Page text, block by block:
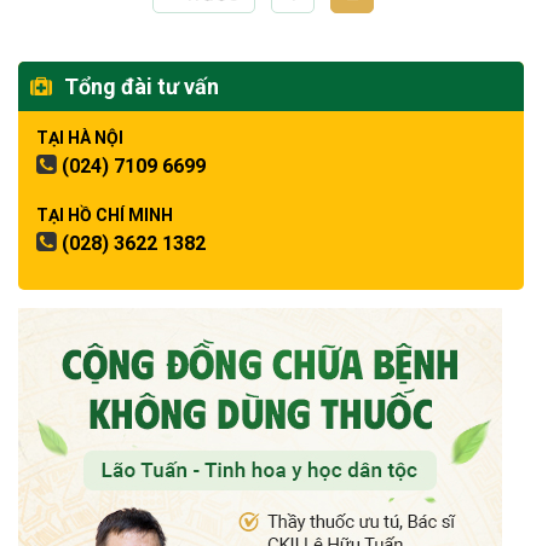
Tổng đài tư vấn
TẠI HÀ NỘI
(024) 7109 6699
TẠI HỒ CHÍ MINH
(028) 3622 1382